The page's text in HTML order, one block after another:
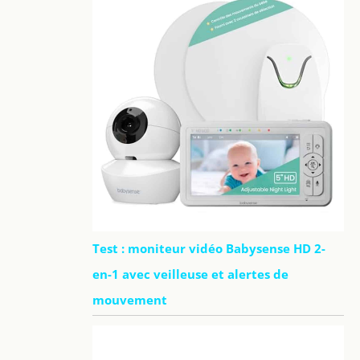
Test : moniteur vidéo Babysense HD 2-
en-1 avec veilleuse et alertes de
mouvement